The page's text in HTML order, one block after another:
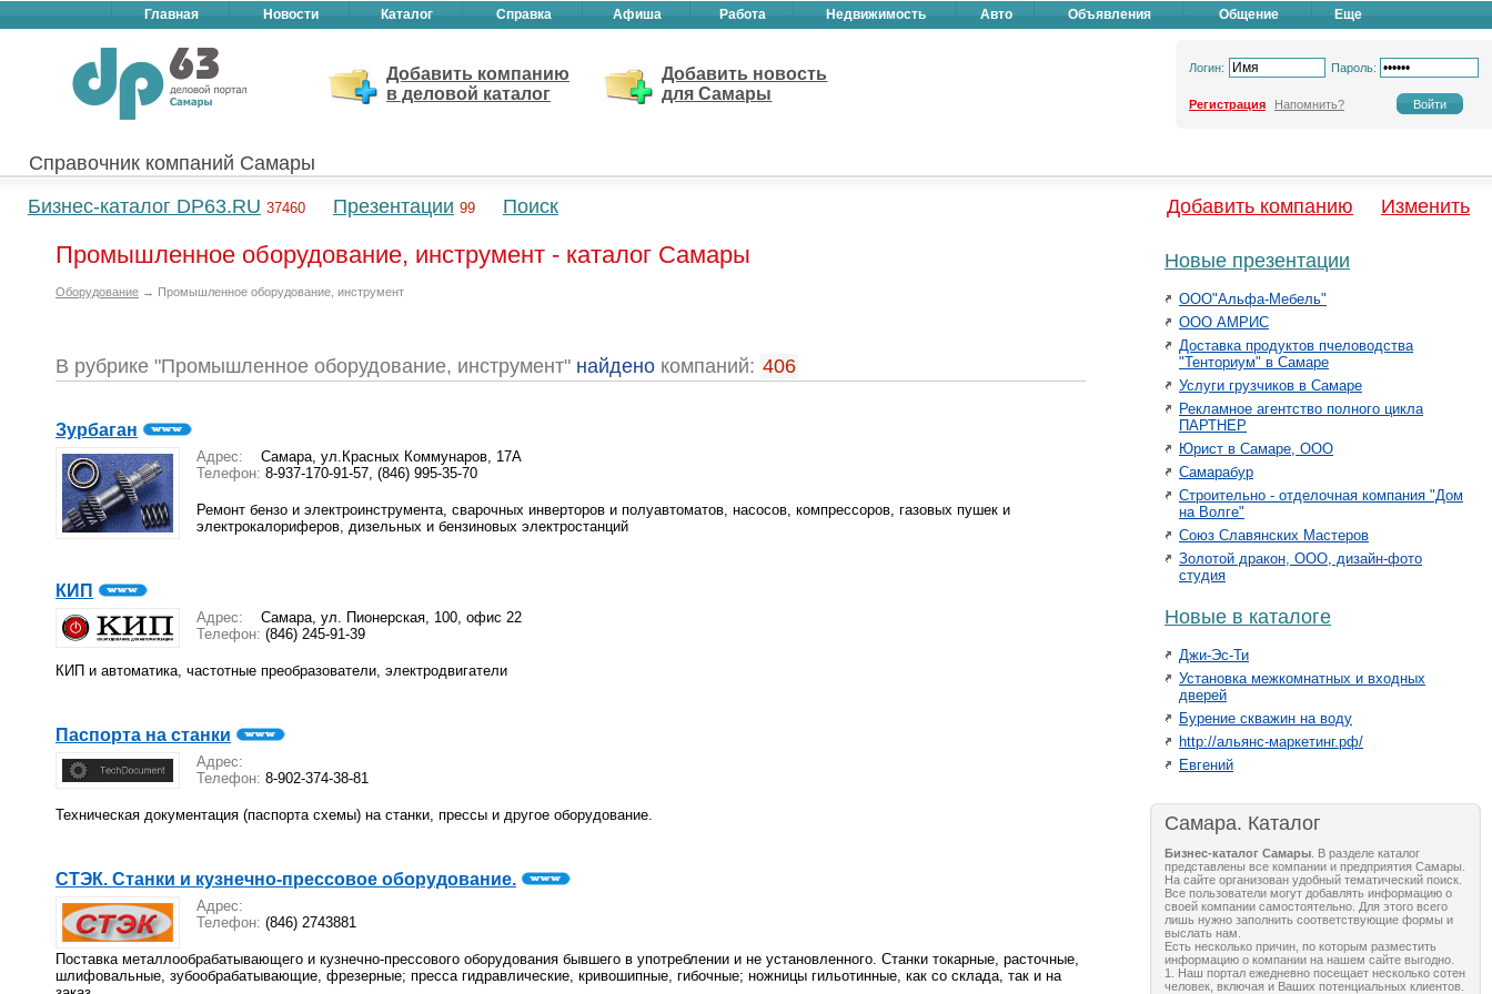
Главная Новости Каталог Справка Афиша Работа Недвижимость Авто Объявления Общение Еще
Добавить компанию
в деловой каталог
Добавить новость
для Самары
Логин: Пароль:
Регистрация Напомнить?
Справочник компаний Самары
Бизнес-каталог DP63.RU 37460 Презентации 99 Поиск Добавить компанию Изменить
Промышленное оборудование, инструмент - каталог Самары
Оборудование → Промышленное оборудование, инструмент
В рубрике "Промышленное оборудование, инструмент" найдено компаний: 406
Зурбаган
Адрес:
Самара, ул.Красных Коммунаров, 17А
Телефон: 8-937-170-91-57, (846) 995-35-70
Ремонт бензо и электроинструмента, сварочных инверторов и полуавтоматов, насосов, компрессоров, газовых пушек и
электрокалориферов, дизельных и бензиновых электростанций
КИП
Адрес:
Самара, ул. Пионерская, 100, офис 22
Телефон: (846) 245-91-39
КИП и автоматика, частотные преобразователи, электродвигатели
Паспорта на станки
Адрес:
Телефон: 8-902-374-38-81
Техническая документация (паспорта схемы) на станки, прессы и другое оборудование.
СТЭК. Станки и кузнечно-прессовое оборудование.
Адрес:
Телефон: (846) 2743881
Поставка металлообрабатывающего и кузнечно-прессового оборудования бывшего в употреблении и не установленного. Станки токарные, расточные,
шлифовальные, зубообрабатывающие, фрезерные; пресса гидравлические, кривошипные, гибочные; ножницы гильотинные, как со склада, так и на
Новые презентации
ООО"Альфа-Мебель"
ООО АМРИС
Доставка продуктов пчеловодства
"Тенториум" в Самаре
Услуги грузчиков в Самаре
Рекламное агентство полного цикла
ПАРТНЕР
Юрист в Самаре, ООО
Самарабур
Строительно - отделочная компания "Дом
на Волге"
Союз Славянских Мастеров
Золотой дракон, ООО, дизайн-фото
студия
Новые в каталоге
Джи-Эс-Ти
Установка межкомнатных и входных
дверей
Бурение скважин на воду
http://альянс-маркетинг.рф/
Евгений
Самара. Каталог
Бизнес-каталог Самары . В разделе каталог
представлены все компании и предприятия Самары.
На сайте организован удобный тематический поиск.
Все пользователи могут добавлять информацию о
своей компании самостоятельно. Для этого всего
лишь нужно заполнить соответствующие формы и
выслать нам.
Есть несколько причин, по которым разместить
информацию о компании на нашем сайте выгодно.
1. Наш портал ежедневно посещает несколько сотен
человек, включая и Ваших потенциальных клиентов.